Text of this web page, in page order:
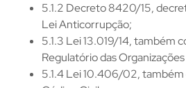
5.1.2 Decreto 8420/15,
Lei Anticorrupção;
5.1.3 Lei 13.019/14, também
Regulatório das
5.1.4 Lei 10.406/02,